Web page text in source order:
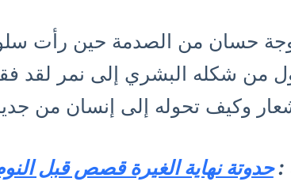
حسان من الصدمة حين رأت
من شكله البشري إلى نمر لقد
وكيف تحوله إلى إنسان من
:حدوتة نهاية الغيرة قصص قبل